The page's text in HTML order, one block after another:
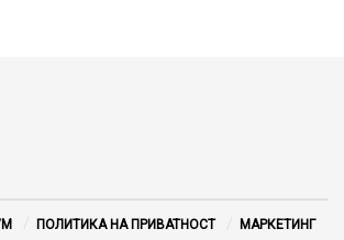
ПОЛИТИКА НА ПРИВАТНОСТ
МАРКЕТИНГ